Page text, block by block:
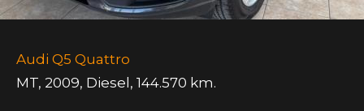
Audi Q5 Quattro
MT, 2009, Diesel , 144.570 km.